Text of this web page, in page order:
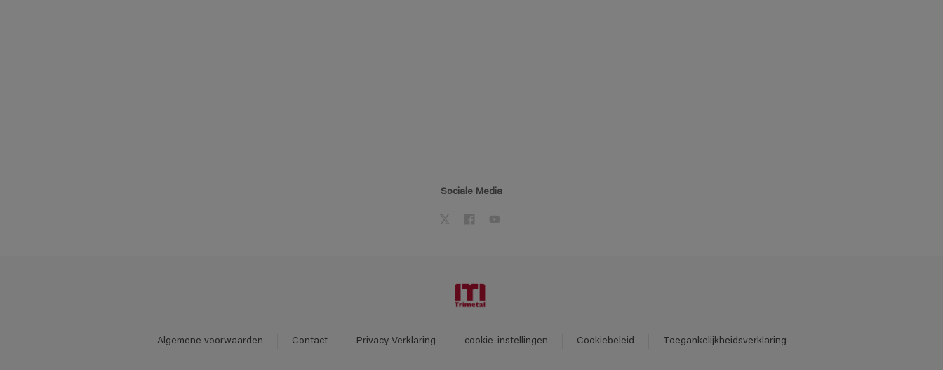
Sociale Media
Algemene voorwaarden Contact Privacy Verklaring cookie-instellingen Cookiebeleid Toegankelijkheidsverklaring